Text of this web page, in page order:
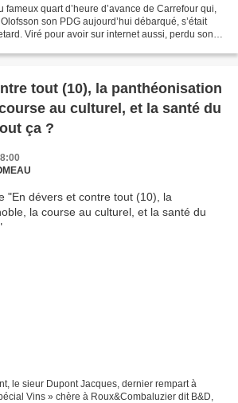
fameux quart d’heure d’avance de Carrefour qui,
son PDG aujourd’hui débarqué, s’était
Viré pour avoir sur internet aussi, perdu son
tout (10), la panthéonisation
au culturel, et la santé du
ça ?
le sieur Dupont Jacques, dernier rempart à
Vins » chère à Roux&Combaluzier dit B&D,